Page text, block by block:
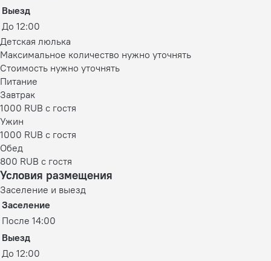
Выезд
До 12:00
Детская люлька
Максимальное количество нужно уточнять
Стоимость нужно уточнять
Питание
Завтрак
1000 RUB c гостя
Ужин
1000 RUB c гостя
Обед
800 RUB c гостя
Условия размещения
Заселение и выезд
Заселение
После 14:00
Выезд
До 12:00